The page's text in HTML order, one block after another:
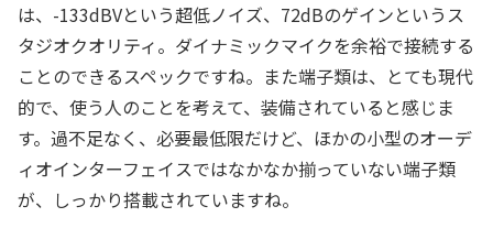
は、-133dBVという超低ノイズ、72dBのゲインというス
タジオクオリティ。ダイナミックマイクを余裕で接続する
ことのできるスペックですね。また端子類は、とても現代
的で、使う人のことを考えて、装備されていると感じま
す。過不足なく、必要最低限だけど、ほかの小型のオーデ
ィオインターフェイスではなかなか揃っていない端子類
が、しっかり搭載されていますね。